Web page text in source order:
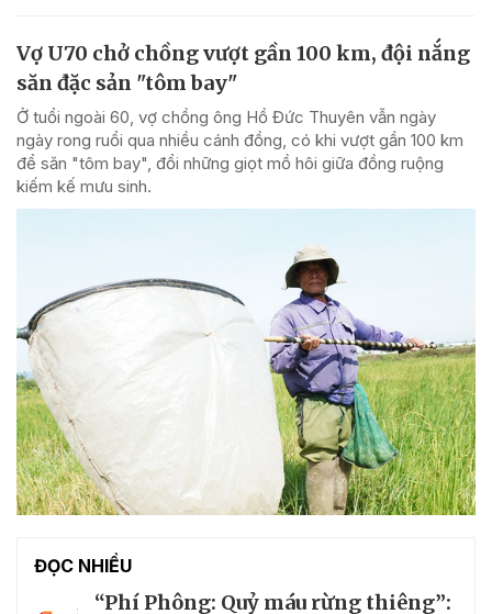
Vợ U70 chở chồng vượt gần 100 km, đội nắng
săn đặc sản "tôm bay"
Ở tuổi ngoài 60, vợ chồng ông Hồ Đức Thuyên vẫn ngày
ngày rong ruổi qua nhiều cánh đồng, có khi vượt gần 100 km
để săn "tôm bay", đổi những giọt mồ hôi giữa đồng ruộng
kiếm kế mưu sinh.
ĐỌC NHIỀU
“Phí Phông: Quỷ máu rừng thiêng”: